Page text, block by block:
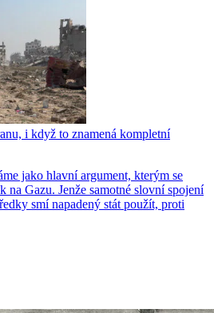
i když to znamená kompletní
jako hlavní argument, kterým se
na Gazu. Jenže samotné slovní spojení
smí napadený stát použít, proti